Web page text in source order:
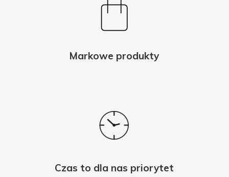
Markowe produkty
Czas to dla nas priorytet